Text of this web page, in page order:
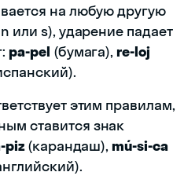
на любую другую
или s), ударение падает
pa-pel (бумага),re-loj
этим правилам,
ставится знак
piz(карандаш),mú-si-ca